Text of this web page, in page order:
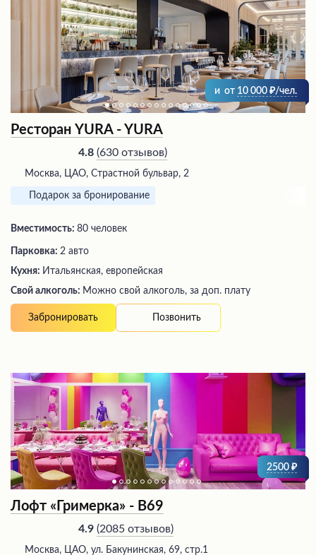
и от 10 000 /чел.
Ресторан YURA - YURA
4.8 (630 отзывов)
Москва, ЦАО, Страстной бульвар, 2
Подарок за бронирование
Вместимость: 80 человек
Парковка: 2 авто
Кухня: Итальянская, европейская
Свой алкоголь: Можно свой алкоголь, за доп. плату
Забронировать Позвонить
2500
Лофт «Гримерка» - В69
4.9 (2085 отзывов)
Москва, ЦАО, ул. Бакунинская, 69, стр.1